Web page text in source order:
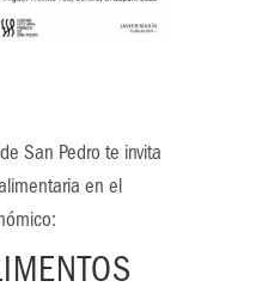
San Pedro te invita
en el